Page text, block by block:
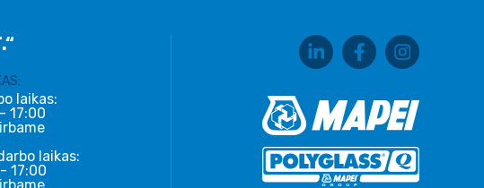
laikas:
17:00
laikas:
17:00